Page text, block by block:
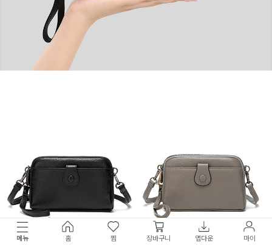
메뉴 홈 찜 장바구니 앱다운 마이